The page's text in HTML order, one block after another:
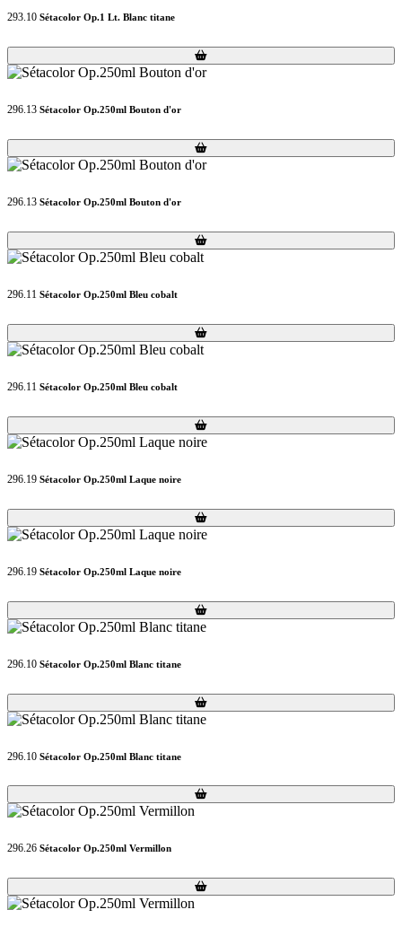
293.10 Sétacolor Op.1 Lt. Blanc titane
Loading...
Loading...
296.13 Sétacolor Op.250ml Bouton d'or
Loading...
Loading...
296.13 Sétacolor Op.250ml Bouton d'or
Loading...
Loading...
296.11 Sétacolor Op.250ml Bleu cobalt
Loading...
Loading...
296.11 Sétacolor Op.250ml Bleu cobalt
Loading...
Loading...
296.19 Sétacolor Op.250ml Laque noire
Loading...
Loading...
296.19 Sétacolor Op.250ml Laque noire
Loading...
Loading...
296.10 Sétacolor Op.250ml Blanc titane
Loading...
Loading...
296.10 Sétacolor Op.250ml Blanc titane
Loading...
Loading...
296.26 Sétacolor Op.250ml Vermillon
Loading...
Loading...